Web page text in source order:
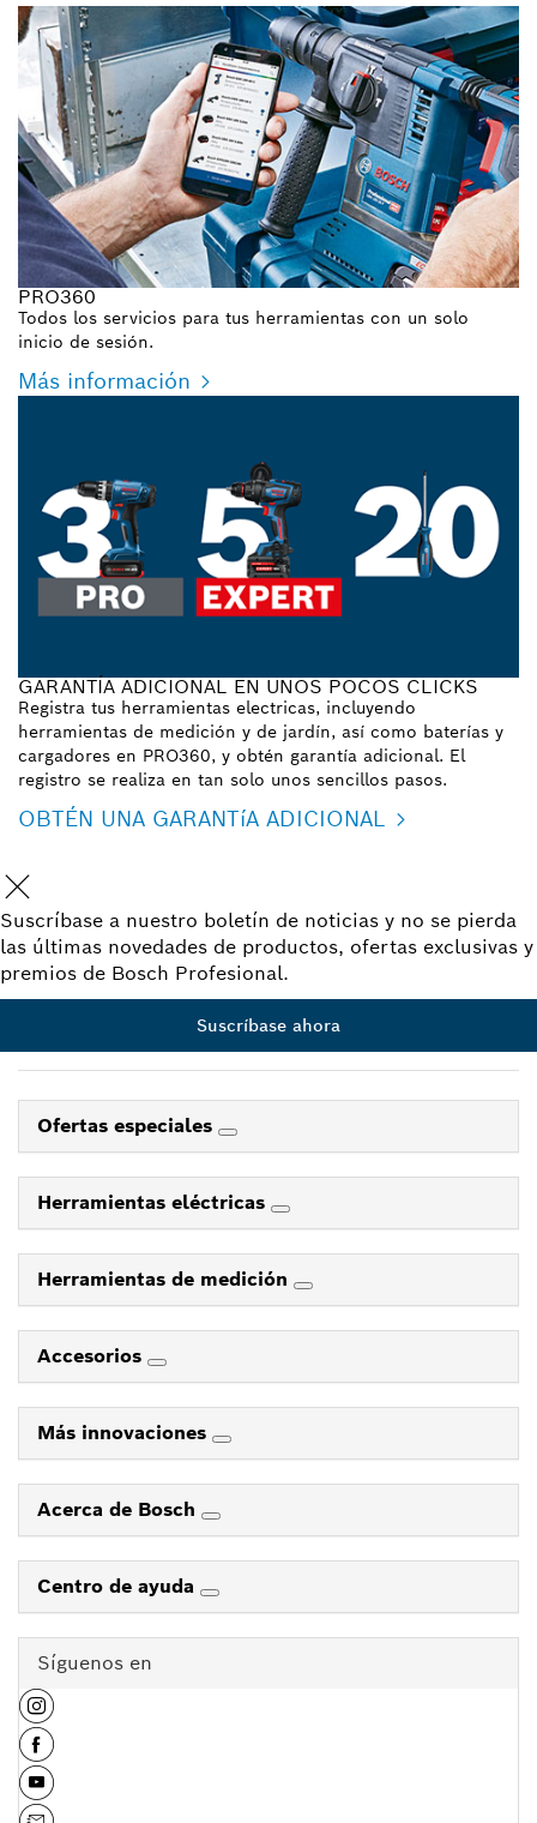
PRO360
Todos los servicios para tus herramientas con un solo
inicio de sesión.
Más información
GARANTÍA ADICIONAL EN UNOS POCOS CLICKS
Registra tus herramientas electricas, incluyendo
herramientas de medición y de jardín, así como baterías y
cargadores en PRO360, y obtén garantía adicional. El
registro se realiza en tan solo unos sencillos pasos.
OBTÉN UNA GARANTíA ADICIONAL
Suscríbase a nuestro boletín de noticias y no se pierda
las últimas novedades de productos, ofertas exclusivas y
premios de Bosch Profesional.
Suscríbase ahora
Ofertas especiales
Herramientas eléctricas
Herramientas de medición
Accesorios
Más innovaciones
Acerca de Bosch
Centro de ayuda
Síguenos en